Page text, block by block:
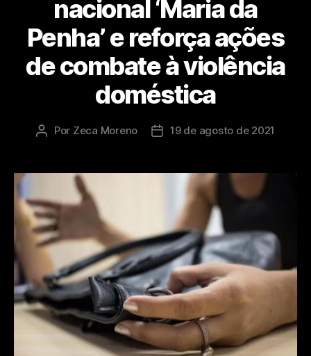
nacional ‘Maria da
Penha’ e reforça ações
de combate à violência
doméstica
Por Zeca Moreno 19 de agosto de 2021